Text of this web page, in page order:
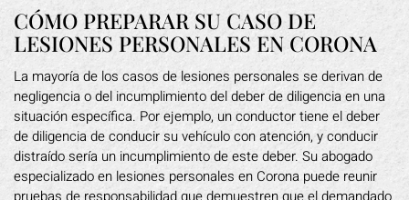
CÓMO PREPARAR SU CASO DE
LESIONES PERSONALES EN CORONA
La mayoría de los casos de lesiones personales se derivan de
negligencia o del incumplimiento del deber de diligencia en una
situación específica. Por ejemplo, un conductor tiene el deber
de diligencia de conducir su vehículo con atención, y conducir
distraído sería un incumplimiento de este deber. Su abogado
especializado en lesiones personales en Corona puede reunir